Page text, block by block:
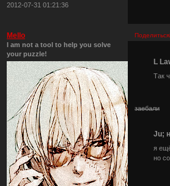
2012-07-31 01:21:36
Поделиться
Mello
I am not a tool to help you solve
your puzzle!
L
Так
заебали
Ju;
я
но